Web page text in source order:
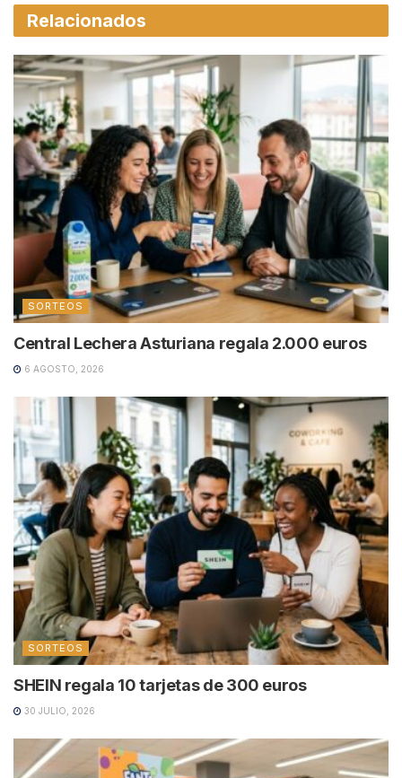
Relacionados
SORTEOS
Central Lechera Asturiana regala 2.000 euros
6 AGOSTO, 2026
SORTEOS
SHEIN regala 10 tarjetas de 300 euros
30 JULIO, 2026